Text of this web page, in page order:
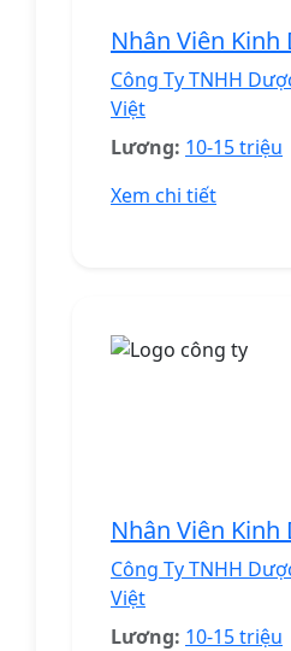
Nhân Viên Kinh
Công Ty TNHH
Việt
Lương: 10-15 triệu
Xem chi tiết
Nhân Viên Kinh
Công Ty TNHH
Việt
Lương: 10-15 triệu